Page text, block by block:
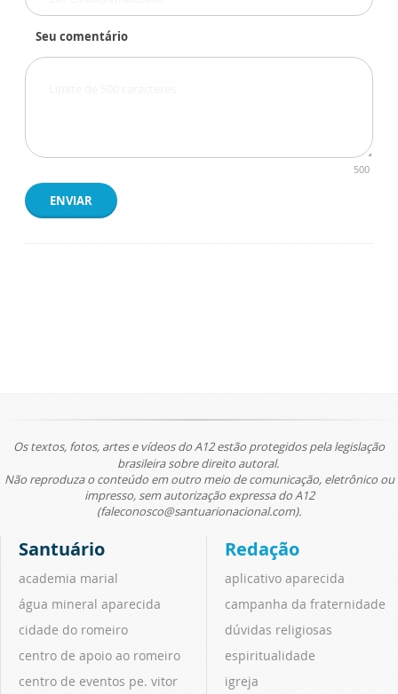
Seu comentário
500
ENVIAR
Os textos, fotos, artes e vídeos do A12 estão protegidos pela legislação
brasileira sobre direito autoral.
Não reproduza o conteúdo em outro meio de comunicação, eletrônico ou
impresso, sem autorização expressa do A12
(faleconosco@santuarionacional.com).
Santuário
academia marial
água mineral aparecida
cidade do romeiro
centro de apoio ao romeiro
centro de eventos pe. vitor
Redação
aplicativo aparecida
campanha da fraternidade
dúvidas religiosas
espiritualidade
igreja